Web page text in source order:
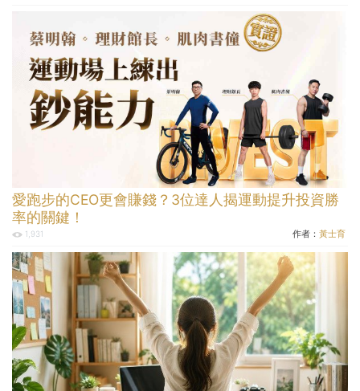
愛跑步的CEO更會賺錢？3位達人揭運動提升投資勝
率的關鍵！
1,931 作者： 黃士育